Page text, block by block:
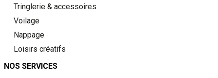
Tringlerie & accessoires
Voilage
Nappage
Loisirs créatifs
NOS SERVICES